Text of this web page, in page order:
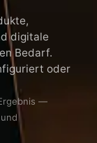
digitale
Bedarf.
oder
—